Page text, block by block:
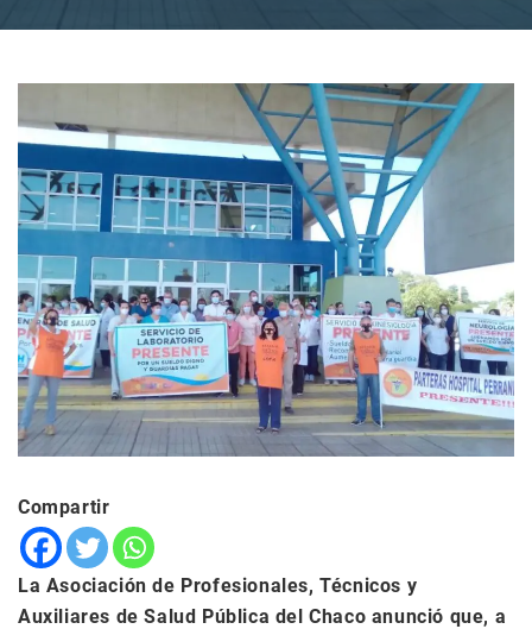
Compartir
La Asociación de Profesionales, Técnicos y
Auxiliares de Salud Pública del Chaco anunció que, a